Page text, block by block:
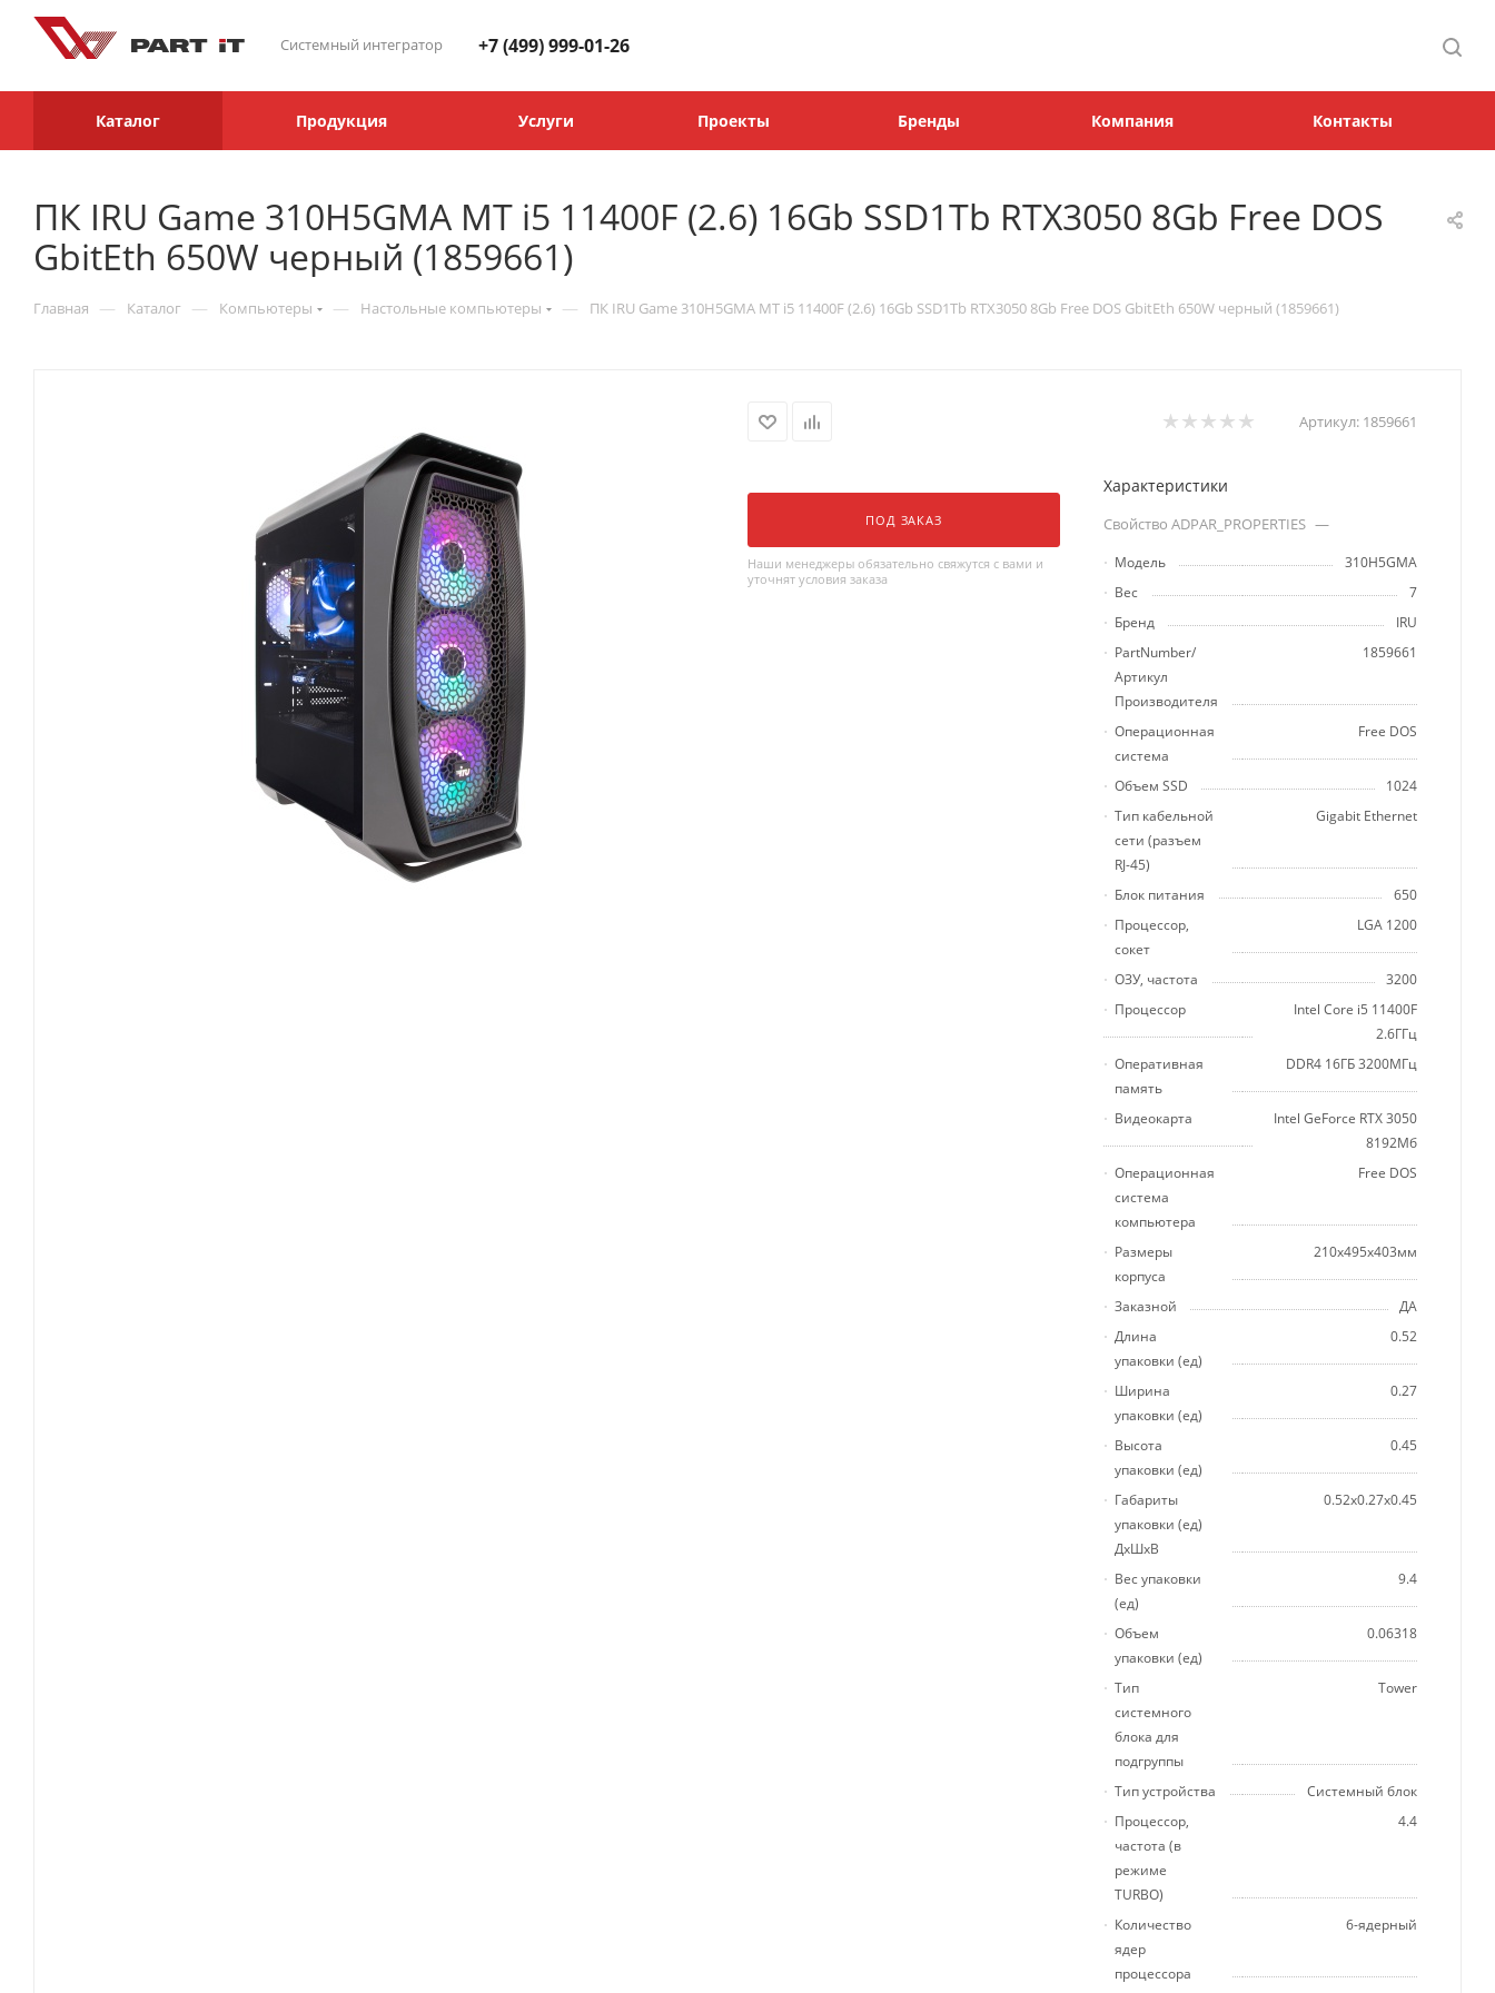
Системный интегратор +7 (499) 999-01-26
Каталог Продукция Услуги Проекты Бренды Компания Контакты
ПК IRU Game 310H5GMA MT i5 11400F (2.6) 16Gb SSD1Tb RTX3050 8Gb Free DOS
GbitEth 650W черный (1859661)
Главная — Каталог — Компьютеры — Настольные компьютеры — ПК IRU Game 310H5GMA MT i5 11400F (2.6) 16Gb SSD1Tb RTX3050 8Gb Free DOS GbitEth 650W черный (1859661)
Артикул: 1859661
ПОД ЗАКАЗ
Наши менеджеры обязательно свяжутся с вами и
уточнят условия заказа
Характеристики
Свойство ADPAR_PROPERTIES —
Модель
310H5GMA
Вес
7
Бренд
IRU
PartNumber/
Артикул
Производителя
1859661
Операционная
система
Free DOS
Объем SSD
1024
Тип кабельной
сети (разъем
RJ-45)
Gigabit Ethernet
Блок питания
650
Процессор,
сокет
LGA 1200
ОЗУ, частота
3200
Процессор
Intel Core i5 11400F
2.6ГГц
Оперативная
память
DDR4 16ГБ 3200МГц
Видеокарта
Intel GeForce RTX 3050
8192Мб
Операционная
система
компьютера
Free DOS
Размеры
корпуса
210x495x403мм
Заказной
ДА
Длина
упаковки (ед)
0.52
Ширина
упаковки (ед)
0.27
Высота
упаковки (ед)
0.45
Габариты
упаковки (ед)
ДхШхВ
0.52x0.27x0.45
Вес упаковки
(ед)
9.4
Объем
упаковки (ед)
0.06318
Тип
системного
блока для
подгруппы
Tower
Тип устройства
Системный блок
Процессор,
частота (в
режиме
TURBO)
4.4
Количество
ядер
процессора
6-ядерный